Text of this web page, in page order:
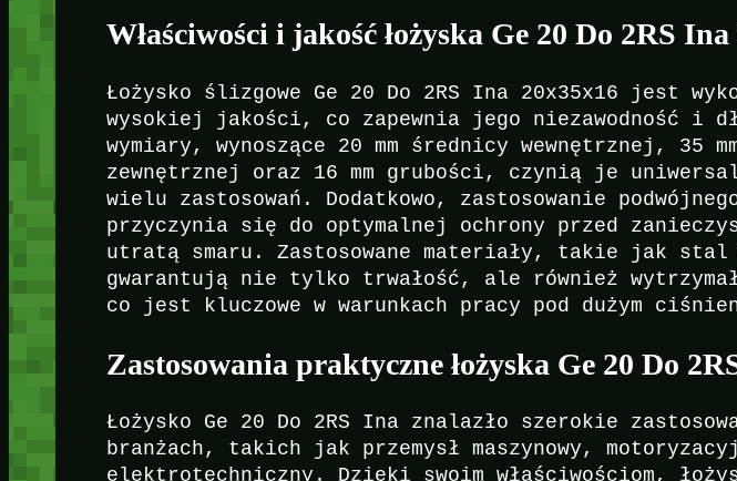
Właściwości i jakość łożyska Ge 20 Do 2RS
Łożysko ślizgowe Ge 20 Do 2RS Ina 20x35x16 jest
wysokiej jakości, co zapewnia jego niezawodność i
wymiary, wynoszące 20 mm średnicy wewnętrznej, 35
zewnętrznej oraz 16 mm grubości, czynią je
wielu zastosowań. Dodatkowo, zastosowanie
przyczynia się do optymalnej ochrony przed
utratą smaru. Zastosowane materiały, takie jak
gwarantują nie tylko trwałość, ale również
co jest kluczowe w warunkach pracy pod dużym
Zastosowania praktyczne łożyska Ge 20 Do
Łożysko Ge 20 Do 2RS Ina znalazło szerokie
branżach, takich jak przemysł maszynowy,
elektrotechniczny. Dzięki swoim właściwościom,